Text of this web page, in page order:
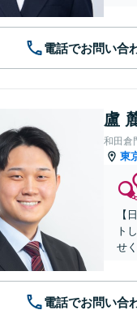
電話でお問い合
盧
和田倉
東
【
ト
せ
電話でお問い合